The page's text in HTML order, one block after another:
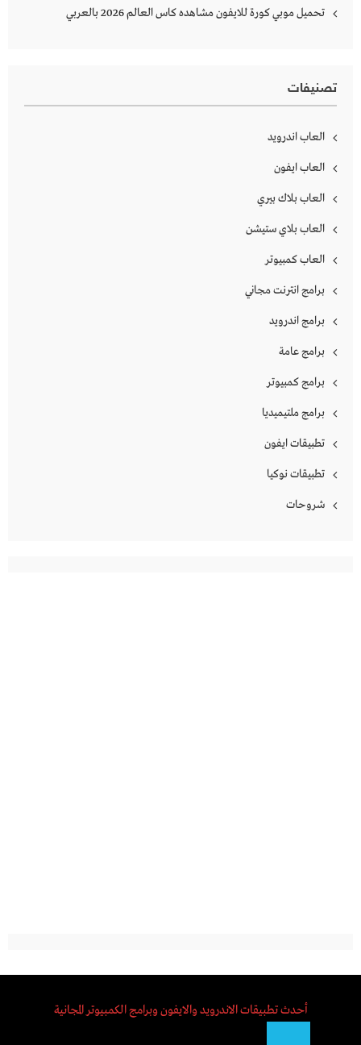
تحميل موبي كورة للايفون مشاهده كاس العالم 2026 بالعربي
تصنيفات
العاب اندرويد
العاب ايفون
العاب بلاك بيري
العاب بلاي ستيشن
العاب كمبيوتر
برامج انترنت مجاني
برامج اندرويد
برامج عامة
برامج كمبيوتر
برامج ملتيميديا
تطبيقات ايفون
تطبيقات نوكيا
شروحات
أحدث تطبيقات الاندرويد والايفون وبرامج الكمبيوتر المجانية